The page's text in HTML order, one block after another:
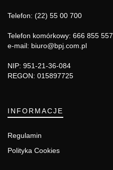
Telefon: (22) 55 00 700
Telefon komórkowy: 666 855 557
e-mail: biuro@bpj.com.pl
NIP: 951-21-36-084
REGON: 015897725
INFORMACJE
Regulamin
Polityka Cookies